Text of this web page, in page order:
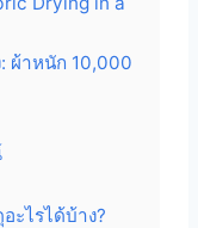
ผ้าหนัก 10,000
ะไรได้บ้าง?